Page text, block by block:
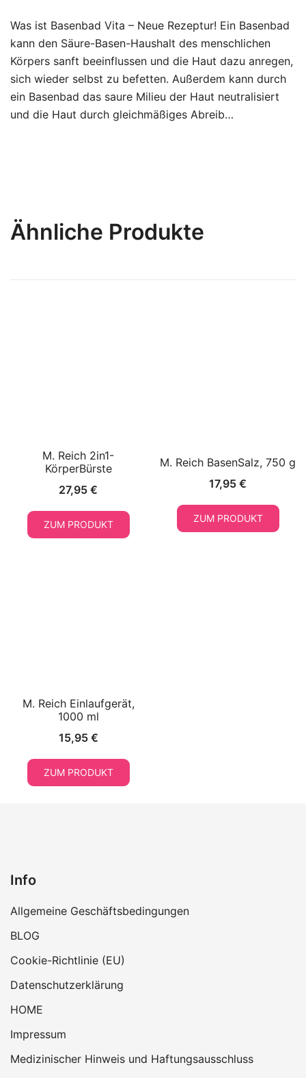
Was ist Basenbad Vita – Neue Rezeptur! Ein Basenbad
kann den Säure-Basen-Haushalt des menschlichen
Körpers sanft beeinflussen und die Haut dazu anregen,
sich wieder selbst zu befetten. Außerdem kann durch
ein Basenbad das saure Milieu der Haut neutralisiert
und die Haut durch gleichmäßiges Abreib…
Ähnliche Produkte
M. Reich 2in1-
KörperBürste
27,95 €
ZUM PRODUKT
M. Reich BasenSalz, 750 g
17,95 €
ZUM PRODUKT
M. Reich Einlaufgerät,
1000 ml
15,95 €
ZUM PRODUKT
Info
Allgemeine Geschäftsbedingungen
BLOG
Cookie-Richtlinie (EU)
Datenschutzerklärung
HOME
Impressum
Medizinischer Hinweis und Haftungsausschluss